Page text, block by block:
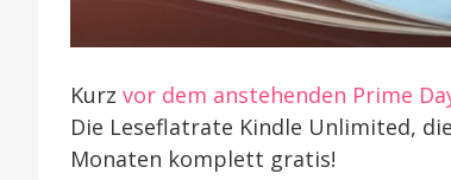
Kurz vor dem anstehenden Prime
Die Leseflatrate Kindle Unlimited,
Monaten komplett gratis!